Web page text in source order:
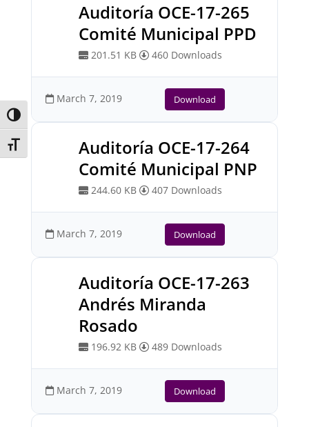
Toggle High Contrast
Toggle Font size
Auditoría OCE-17-265
Comité Municipal PPD
201.51 KB 460 Downloads
March 7, 2019 Download
Auditoría OCE-17-264
Comité Municipal PNP
244.60 KB 407 Downloads
March 7, 2019 Download
Auditoría OCE-17-263
Andrés Miranda
Rosado
196.92 KB 489 Downloads
March 7, 2019 Download